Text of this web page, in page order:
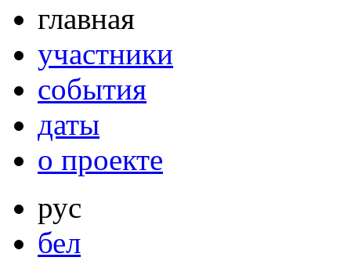
главная
участники
события
даты
о проекте
рус
бел